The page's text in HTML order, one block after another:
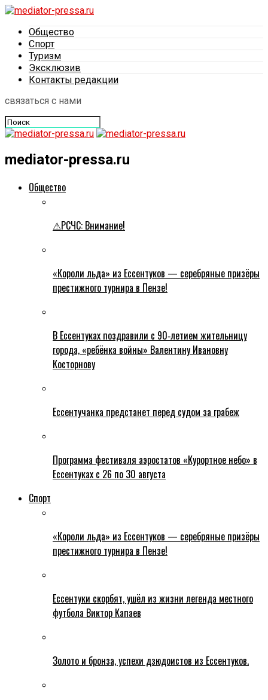
Общество
Спорт
Туризм
Эксклюзив
Контакты редакции
связаться с нами
mediator-pressa.ru
Общество
⚠РСЧС: Внимание!
«Короли льда» из Ессентуков — серебряные призёры
престижного турнира в Пензе!
В Ессентуках поздравили с 90‑летием жительницу
города, «ребёнка войны» Валентину Ивановну
Косторнову
Ессентучанка предстанет перед судом за грабеж
Программа фестиваля аэростатов «Курортное небо» в
Ессентуках с 26 по 30 августа
Спорт
«Короли льда» из Ессентуков — серебряные призёры
престижного турнира в Пензе!
Ессентуки скорбят, ушёл из жизни легенда местного
футбола Виктор Капаев
Золото и бронза, успехи дзюдоистов из Ессентуков.